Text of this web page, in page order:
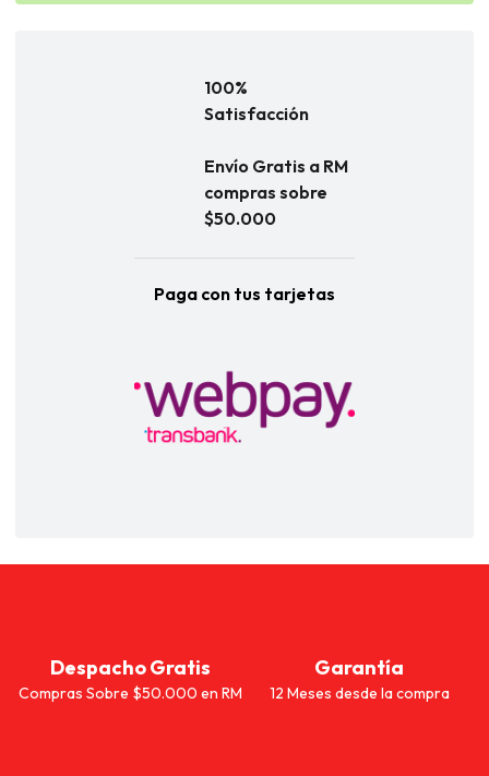
100%
Satisfacción
Envío Gratis a RM
compras sobre
$50.000
Paga con tus tarjetas
Despacho Gratis
Compras Sobre $50.000 en RM
Garantía
12 Meses desde la compra